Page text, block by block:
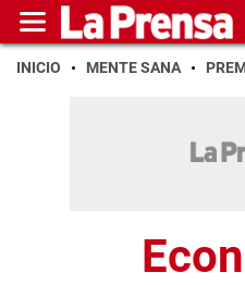
INICIO MENTE SANA